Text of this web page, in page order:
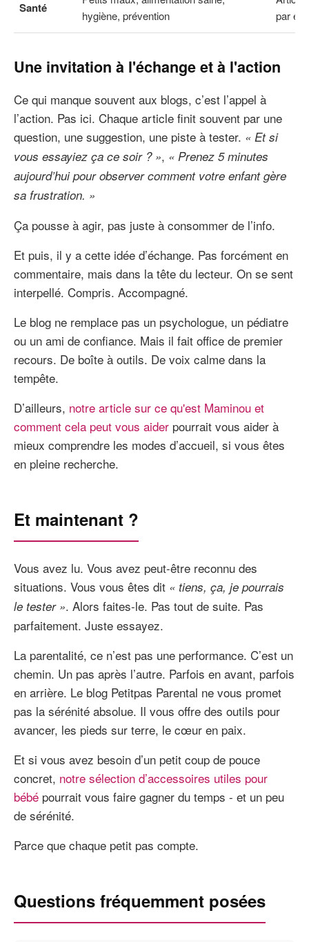
Santé
hygiène, prévention
par
Une invitation à l'échange et à l'action
Ce qui manque souvent aux blogs, c’est l’appel à
l’action. Pas ici. Chaque article finit souvent par une
question, une suggestion, une piste à tester. « Et si
vous essayiez ça ce soir ? », « Prenez 5 minutes
aujourd’hui pour observer comment votre enfant gère
sa frustration. »
Ça pousse à agir, pas juste à consommer de l’info.
Et puis, il y a cette idée d’échange. Pas forcément en
commentaire, mais dans la tête du lecteur. On se sent
interpellé. Compris. Accompagné.
Le blog ne remplace pas un psychologue, un pédiatre
ou un ami de confiance. Mais il fait office de premier
recours. De boîte à outils. De voix calme dans la
tempête.
D’ailleurs, notre article sur ce qu'est Maminou et
comment cela peut vous aider pourrait vous aider à
mieux comprendre les modes d’accueil, si vous êtes
en pleine recherche.
Et maintenant ?
Vous avez lu. Vous avez peut-être reconnu des
situations. Vous vous êtes dit « tiens, ça, je pourrais
le tester ». Alors faites-le. Pas tout de suite. Pas
parfaitement. Juste essayez.
La parentalité, ce n’est pas une performance. C’est un
chemin. Un pas après l’autre. Parfois en avant, parfois
en arrière. Le blog Petitpas Parental ne vous promet
pas la sérénité absolue. Il vous offre des outils pour
avancer, les pieds sur terre, le cœur en paix.
Et si vous avez besoin d’un petit coup de pouce
concret, notre sélection d’accessoires utiles pour
bébé pourrait vous faire gagner du temps - et un peu
de sérénité.
Parce que chaque petit pas compte.
Questions fréquemment posées